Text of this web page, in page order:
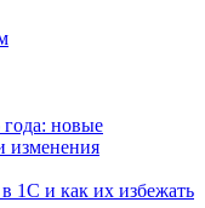
новые
изменения
1С и как их избежать